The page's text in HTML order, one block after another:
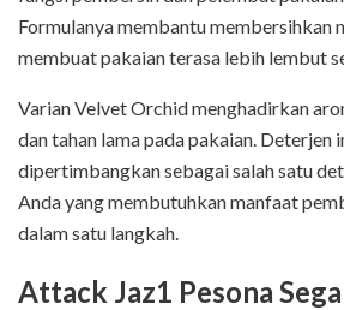
Formulanya membantu membersihkan
membuat pakaian terasa lebih lembut
Varian Velvet Orchid menghadirkan
dan tahan lama pada pakaian. Deterjen
dipertimbangkan sebagai salah satu
Anda yang membutuhkan manfaat
dalam satu langkah.
Attack Jaz1 Pesona